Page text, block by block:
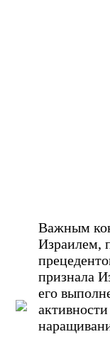
Важным
Израилем,
признала
его